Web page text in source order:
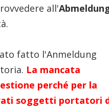
all'
fatto l'Anmeldung
La mancata
perché per la
soggetti portatori